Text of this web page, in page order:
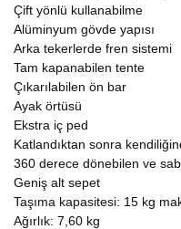
Çift yönlü kullanabilme
Alüminyum gövde yapısı
Arka tekerlerde fren sistemi
Tam kapanabilen tente
Çıkarılabilen ön bar
Ayak örtüsü
Ekstra iç ped
Katlandıktan sonra
360 derece dönebilen ve
Geniş alt sepet
Taşıma kapasitesi: 15 kg
Ağırlık: 7,60 kg